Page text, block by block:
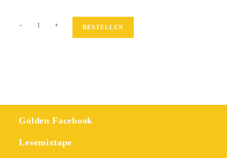
- + BESTELLEN
Golden Facebook
Lesemixtape